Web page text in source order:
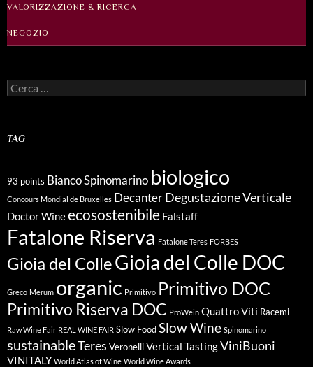
VALORIZZAZIONE & RICERCA
NEGOZIO
Ricerca
per:
TAG
93 points Bianco Spinomarino biologico
Concours Mondial de Bruxelles DecanterDegustazione Verticale
Doctor Wineecosostenibile Falstaff
Fatalone Riserva Fatalone Teres FORBES
Gioia del ColleGioia del Colle DOC
Greco Merum organic Primitivo Primitivo DOC
Primitivo Riserva DOC ProWein Quattro Viti Racemi
Raw Wine Fair REAL WINE FAIR Slow FoodSlow Wine Spinomarino
sustainableTeres VeronelliVertical TastingViniBuoni
VINITALY World Atlas of Wine World Wine Awards